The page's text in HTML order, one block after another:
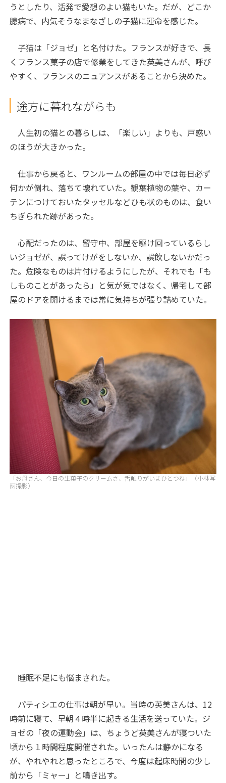
うとしたり、活発で愛想のよい猫もいた。だが、どこか
臆病で、内気そうなまなざしの子猫に運命を感じた。
子猫は「ジョゼ」と名付けた。フランスが好きで、長
くフランス菓子の店で修業をしてきた英美さんが、呼び
やすく、フランスのニュアンスがあることから決めた。
途方に暮れながらも
人生初の猫との暮らしは、「楽しい」よりも、戸惑い
のほうが大きかった。
仕事から戻ると、ワンルームの部屋の中では毎日必ず
何かが倒れ、落ちて壊れていた。観葉植物の葉や、カー
テンにつけておいたタッセルなどひも状のものは、食い
ちぎられた跡があった。
心配だったのは、留守中、部屋を駆け回っているらし
いジョゼが、誤ってけがをしないか、誤飲しないかだっ
た。危険なものは片付けるようにしたが、それでも「も
しものことがあったら」と気が気ではなく、帰宅して部
屋のドアを開けるまでは常に気持ちが張り詰めていた。
「お母さん、今日の生菓子のクリームさ、舌触りがいまひとつね」（小林写
函撮影）
睡眠不足にも悩まされた。
パティシエの仕事は朝が早い。当時の英美さんは、12
時前に寝て、早朝４時半に起きる生活を送っていた。ジ
ョゼの「夜の運動会」は、ちょうど英美さんが寝ついた
頃から１時間程度開催された。いったんは静かになる
が、やれやれと思ったところで、今度は起床時間の少し
前から「ミャー」と鳴き出す。